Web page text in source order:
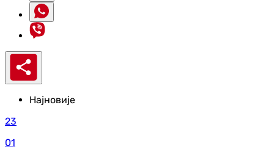
Најновије
23
01